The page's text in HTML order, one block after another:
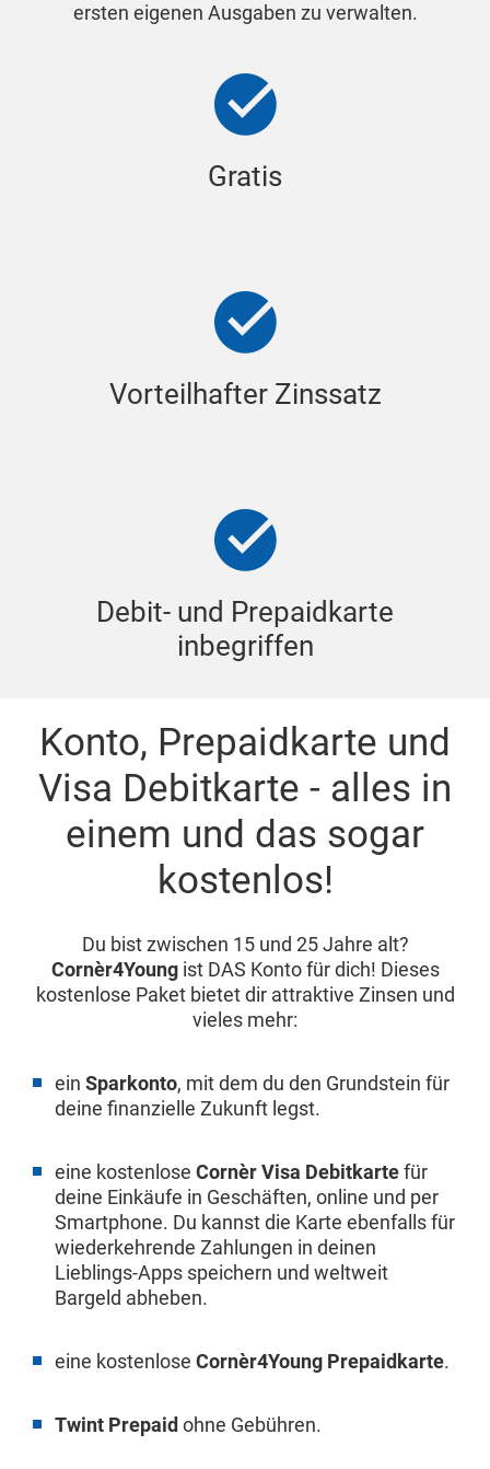
ersten eigenen Ausgaben zu verwalten.
Gratis
Vorteilhafter Zinssatz
Debit- und Prepaidkarte
inbegriffen
Konto, Prepaidkarte und
Visa Debitkarte - alles in
einem und das sogar
kostenlos!
Du bist zwischen 15 und 25 Jahre alt?
Cornèr4Youngist DAS Konto für dich! Dieses
kostenlose Paket bietet dir attraktive Zinsen und
vieles mehr:
ein Sparkonto, mit dem du den Grundstein für
deine finanzielle Zukunft legst.
eine kostenlose Cornèr Visa Debitkartefür
deine Einkäufe in Geschäften, online und per
Smartphone. Du kannst die Karte ebenfalls für
wiederkehrende Zahlungen in deinen
Lieblings-Apps speichern und weltweit
Bargeld abheben.
eine kostenlose Cornèr4Young Prepaidkarte.
Twint Prepaid ohne Gebühren.